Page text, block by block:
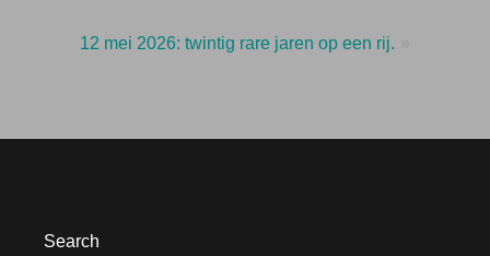
navigation
12 mei 2026: twintig rare jaren op een rij.
Search